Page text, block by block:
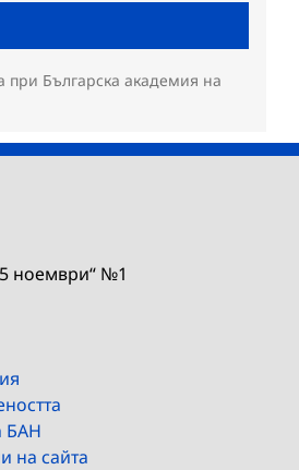
при Българска академия на
ноември“ №1
БАН
на сайта